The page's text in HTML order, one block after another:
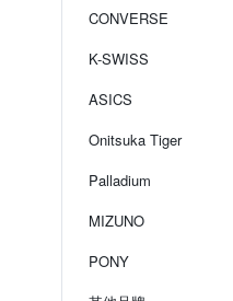
CONVERSE
K-SWISS
ASICS
Onitsuka Tiger
Palladium
MIZUNO
PONY